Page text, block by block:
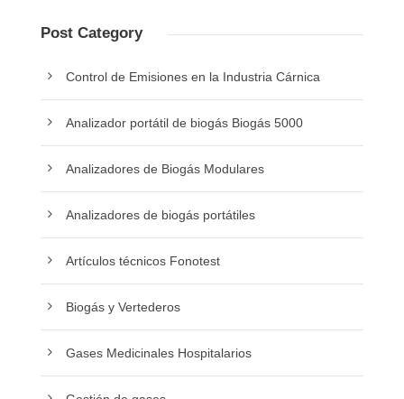
Post Category
Control de Emisiones en la Industria Cárnica
Analizador portátil de biogás Biogás 5000
Analizadores de Biogás Modulares
Analizadores de biogás portátiles
Artículos técnicos Fonotest
Biogás y Vertederos
Gases Medicinales Hospitalarios